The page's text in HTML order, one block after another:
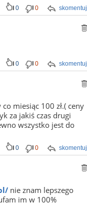
skomentuj
0 0
skomentuj
0 0
miesiąc 100 zł.( ceny
za jakiś czas drugi
wszystko jest do
skomentuj
0 0
nie znam lepszego
im w 100%